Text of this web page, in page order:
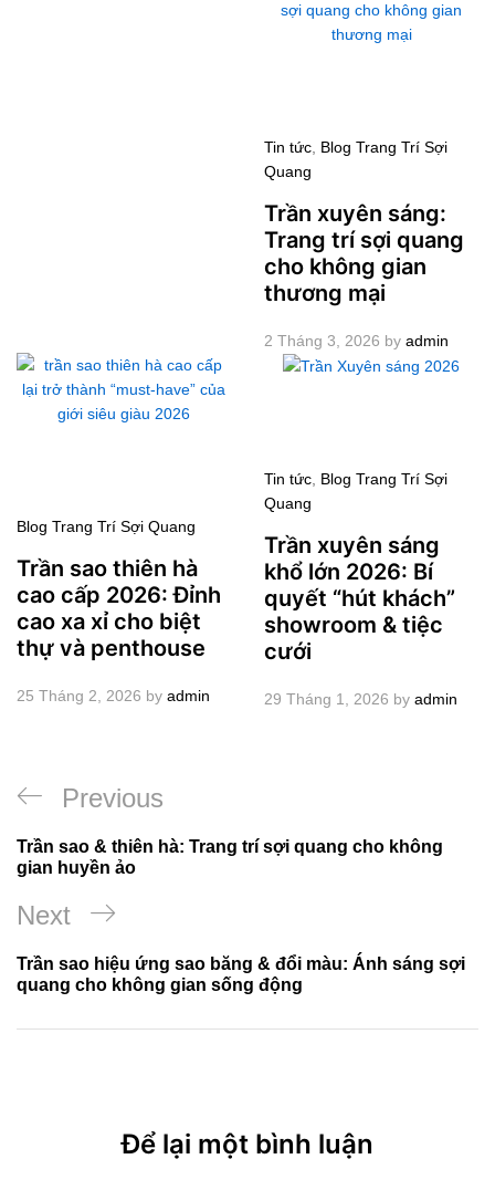
Tin tức Blog Trang Trí Sợi
Quang
Trần xuyên sáng:
Trang trí sợi quang
cho không gian
thương mại
2 Tháng 3, 2026 by admin
Blog Trang Trí Sợi Quang
Trần sao thiên hà
cao cấp 2026: Đỉnh
cao xa xỉ cho biệt
thự và penthouse
25 Tháng 2, 2026 by admin
Tin tức, Blog Trang Trí Sợi
Quang
Trần xuyên sáng
khổ lớn 2026: Bí
quyết “hút khách”
showroom & tiệc
cưới
29 Tháng 1, 2026 by admin
Điều
hướng
bài
viết
Previous
Post
Previous
Trần sao & thiên hà: Trang trí sợi quang cho không
gian huyền ảo
Next
Post
Next
Trần sao hiệu ứng sao băng & đổi màu: Ánh sáng sợi
quang cho không gian sống động
Để lại một bình luận